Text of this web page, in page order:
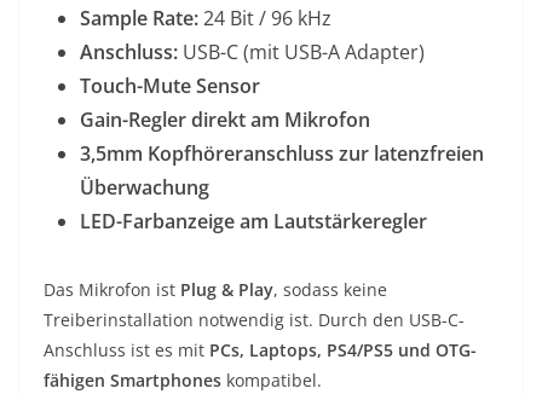
Sample Rate:24 Bit / 96 kHz
Anschluss: USB-C (mit USB-A Adapter)
Touch-Mute Sensor
Gain-Regler direkt am Mikrofon
3,5mm Kopfhöreranschluss zur latenzfreien
Überwachung
LED-Farbanzeige am Lautstärkeregler
Das Mikrofon ist Plug & Play, sodass keine
Treiberinstallation notwendig ist. Durch den USB-C-
Anschluss ist es mit PCs, Laptops, PS4/PS5 und OTG-
fähigen Smartphones kompatibel.